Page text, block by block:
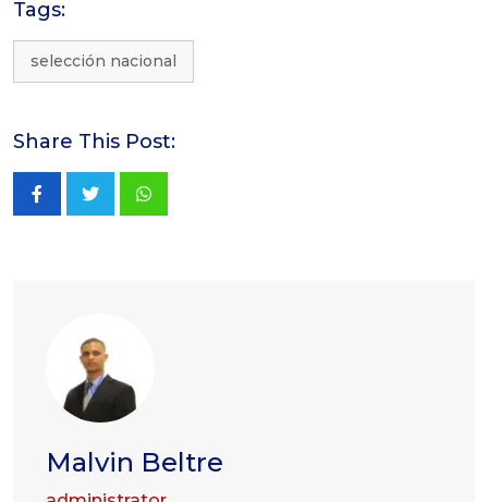
Tags:
selección nacional
Share This Post:
Whatsapp
Malvin Beltre